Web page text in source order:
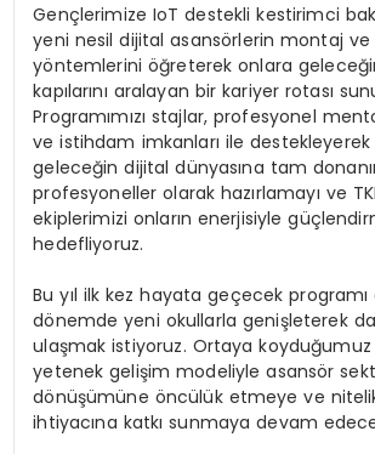
Gençlerimize IoT destekli kestirimci
yeni nesil dijital asansörlerin montaj ve
yöntemlerini öğreterek onlara
kapılarını aralayan bir kariyer rotası
Programımızı stajlar, profesyonel
ve istihdam imkanları ile
geleceğin dijital dünyasına tam
profesyoneller olarak hazırlamayı ve
ekiplerimizi onların enerjisiyle
hedefliyoruz.
Bu yıl ilk kez hayata geçecek
dönemde yeni okullarla genişleterek
ulaşmak istiyoruz. Ortaya
yetenek gelişim modeliyle asansör
dönüşümüne öncülük etmeye ve
ihtiyacına katkı sunmaya devam